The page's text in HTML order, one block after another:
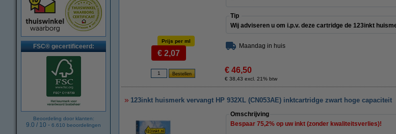
FSC® gecertificeerd:
Beoordeling door klanten:
9.0 / 10 - 6.610 beoordelingen
Tip
Wij adviseren u om i.p.v. deze cartridge de 123inkt
Prijs per ml
€ 2,07
Maandag in huis
€ 46,50
€ 38,43 excl. 21% btw
123inkt huismerk vervangt HP 932XL (CN053AE) inktcartridge zwart hoge capaciteit
Omschrijving
Bespaar 75,2% op uw inkt (zonder kwaliteitsverlies)!